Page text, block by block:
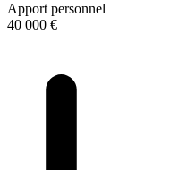
Apport personnel
40 000 €